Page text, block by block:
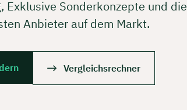
Exklusive Sonderkonzepte und die
Anbieter auf dem Markt.
Vergleichsrechner